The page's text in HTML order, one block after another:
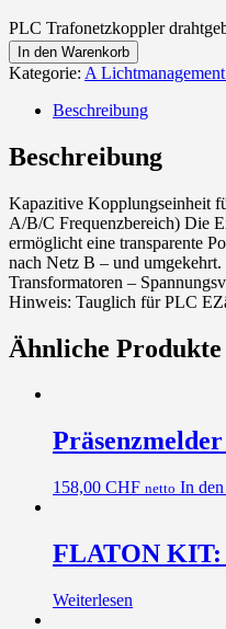
PLC Trafonetzkoppler
In den Warenkorb
Kategorie: A
Beschreibung
Beschreibung
Kapazitive Kopplungseinheit
A/B/C Frequenzbereich) Die
ermöglicht eine transparente
nach Netz B – und
Transformatoren –
Hinweis: Tauglich für PLC
Ähnliche Produkte
158,00 CHF netto In
FLATON KIT:
Weiterlesen